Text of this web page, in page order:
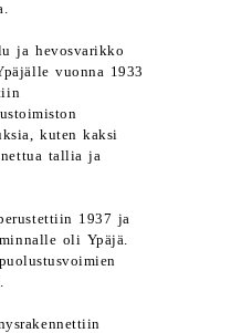
ja hevosvarikko
vuonna 1933
kuten kaksi
tallia ja
1937 ja
oli Ypäjä.